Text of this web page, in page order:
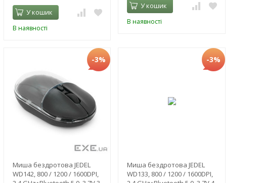
У кошик
В наявності
У кошик
В наявності
-3%
Миша бездротова JEDEL
WD142, 800 / 1200 / 1600DPI,
-3%
Миша бездротова JEDEL
WD133, 800 / 1200 / 1600DPI,